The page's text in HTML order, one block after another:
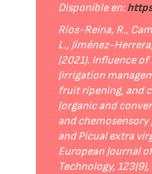
Disponible en:
Ríos-Reina, R.,
L., Jiménez-
(2021). Influence
(irrigation
fruit ripening, and
(organic and
and
and Picual extra
European Journal
Technology,